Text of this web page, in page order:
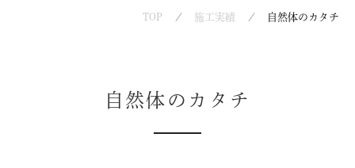
サトウ工務店の家づくり
TOP 施工実績 自然体のカタチ
自然体のカタチ